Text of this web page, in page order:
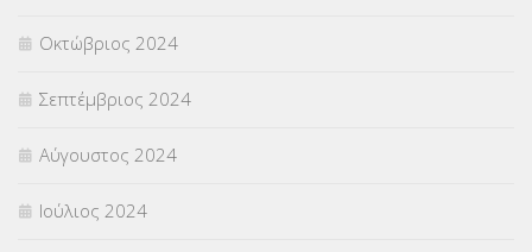
Οκτώβριος 2024
Σεπτέμβριος 2024
Αύγουστος 2024
Ιούλιος 2024